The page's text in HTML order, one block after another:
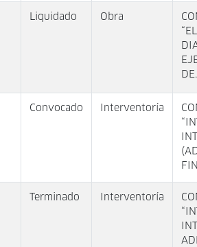
Liquidado Obra
Convocado Interventoría
Terminado Interventoría